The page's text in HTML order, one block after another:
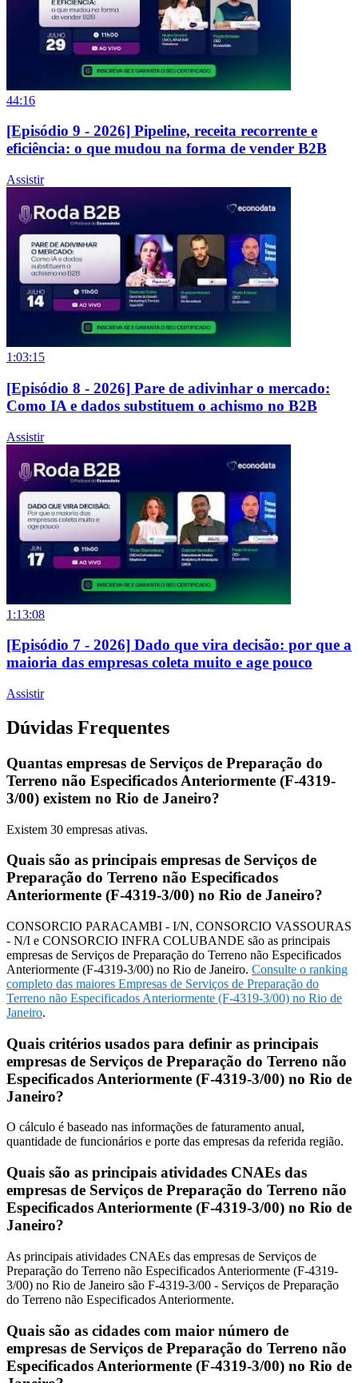
44:16
[Episódio 9 - 2026] Pipeline, receita recorrente e
eficiência: o que mudou na forma de vender B2B
Assistir
1:03:15
[Episódio 8 - 2026] Pare de adivinhar o mercado:
Como IA e dados substituem o achismo no B2B
Assistir
1:13:08
[Episódio 7 - 2026] Dado que vira decisão: por que a
maioria das empresas coleta muito e age pouco
Assistir
Dúvidas Frequentes
Quantas empresas de Serviços de Preparação do
Terreno não Especificados Anteriormente (F-4319-
3/00) existem no Rio de Janeiro?
Existem 30 empresas ativas.
Quais são as principais empresas de Serviços de
Preparação do Terreno não Especificados
Anteriormente (F-4319-3/00) no Rio de Janeiro?
CONSORCIO PARACAMBI - I/N, CONSORCIO VASSOURAS
- N/I e CONSORCIO INFRA COLUBANDE são as principais
empresas de Serviços de Preparação do Terreno não Especificados
Anteriormente (F-4319-3/00) no Rio de Janeiro. Consulte o ranking
completo das maiores Empresas de Serviços de Preparação do
Terreno não Especificados Anteriormente (F-4319-3/00) no Rio de
Janeiro.
Quais critérios usados para definir as principais
empresas de Serviços de Preparação do Terreno não
Especificados Anteriormente (F-4319-3/00) no Rio de
Janeiro?
O cálculo é baseado nas informações de faturamento anual,
quantidade de funcionários e porte das empresas da referida região.
Quais são as principais atividades CNAEs das
empresas de Serviços de Preparação do Terreno não
Especificados Anteriormente (F-4319-3/00) no Rio de
Janeiro?
As principais atividades CNAEs das empresas de Serviços de
Preparação do Terreno não Especificados Anteriormente (F-4319-
3/00) no Rio de Janeiro são F-4319-3/00 - Serviços de Preparação
do Terreno não Especificados Anteriormente.
Quais são as cidades com maior número de
empresas de Serviços de Preparação do Terreno não
Especificados Anteriormente (F-4319-3/00) no Rio de